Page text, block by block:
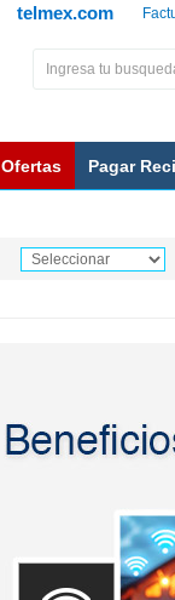
telmex.com
Ofertas Pagar